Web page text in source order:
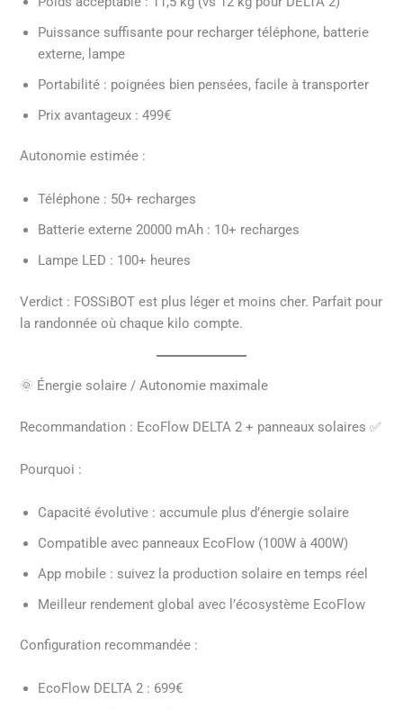
Puissance suffisante pour recharger téléphone, batterie
externe, lampe
Portabilité : poignées bien pensées, facile à transporter
Prix avantageux : 499€
Autonomie estimée :
Téléphone : 50+ recharges
Batterie externe 20000 mAh : 10+ recharges
Lampe LED : 100+ heures
Verdict : FOSSiBOT est plus léger et moins cher. Parfait pour
la randonnée où chaque kilo compte.
🌞 Énergie solaire / Autonomie maximale
Recommandation : EcoFlow DELTA 2 + panneaux solaires ✅
Pourquoi :
Capacité évolutive : accumule plus d’énergie solaire
Compatible avec panneaux EcoFlow (100W à 400W)
App mobile : suivez la production solaire en temps réel
Meilleur rendement global avec l’écosystème EcoFlow
Configuration recommandée :
EcoFlow DELTA 2 : 699€